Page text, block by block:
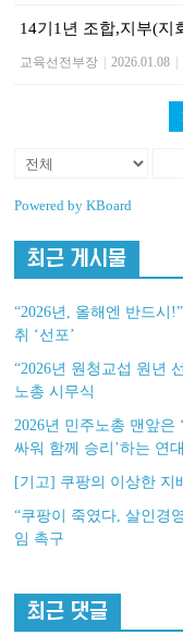
14기1년 조합,지부(지
교육선전부장 2026.01.08
Powered by KBoard
최근 게시물
“2026년, 올해엔 반드시
취 ‘선포’
“2026년 원청교섭 원년
노총 시무식
2026년 민주노총 맨앞은
싸워 함께 승리’하는 연대
[기고] 쿠팡의 이상한 지
“쿠팡이 죽였다, 살인경
임 촉구
최근 댓글